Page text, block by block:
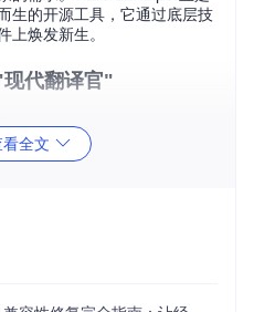
生的开源工具，它通过底层技
上焕发新生。
代翻译官"
它扮演了"技术翻译官"的角
提下，构建了一座连接经典游
心能力值得关注：
准性。这就像给老式照片添加
全文